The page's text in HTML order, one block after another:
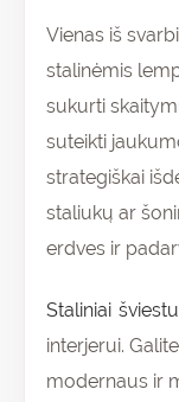
Vienas iš
stalinėmis
sukurti
suteikti
strategiškai
staliukų ar
erdves ir
Staliniai
interjerui.
modernaus ir